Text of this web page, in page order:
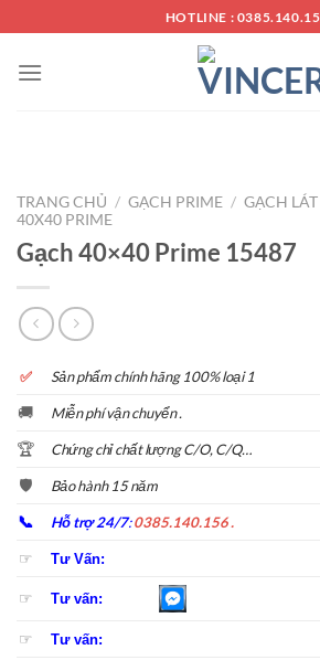
đến
nội
HOTLINE :
TRANG CHỦ / GẠCH PRIME / GẠCH
40X40 PRIME
Gạch 40×40 Prime 15487
✅ Sản phẩm chính hãng 100% loại 1
🚚 Miễn phí vận chuyển .
🏆 Chứng chỉ chất lượng C/O, C/Q…
🛡️ Bảo hành 15 năm
📞 Hỗ trợ 24/7:0385.140.156 .
☞ Tư Vấn:
☞ Tư vấn:
☞ Tư vấn: